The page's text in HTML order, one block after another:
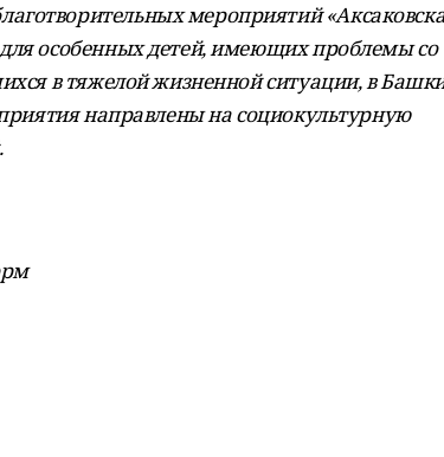
мероприятий
особенных детей, имеющих проблемы со
в тяжелой жизненной ситуации, в
направлены на социокультурную